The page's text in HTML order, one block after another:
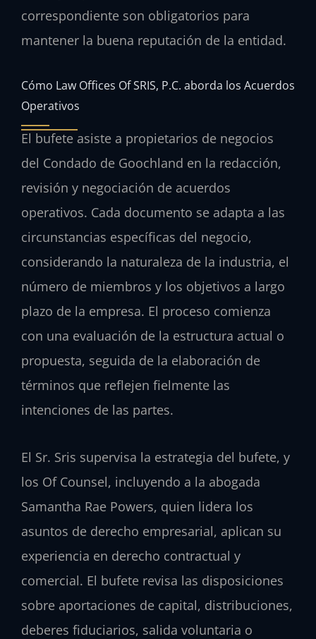
correspondiente son obligatorios para
mantener la buena reputación de la entidad.
Cómo Law Offices Of SRIS, P.C. aborda los Acuerdos
Operativos
El bufete asiste a propietarios de negocios
del Condado de Goochland en la redacción,
revisión y negociación de acuerdos
operativos. Cada documento se adapta a las
circunstancias específicas del negocio,
considerando la naturaleza de la industria, el
número de miembros y los objetivos a largo
plazo de la empresa. El proceso comienza
con una evaluación de la estructura actual o
propuesta, seguida de la elaboración de
términos que reflejen fielmente las
intenciones de las partes.
El Sr. Sris supervisa la estrategia del bufete, y
los Of Counsel, incluyendo a la abogada
Samantha Rae Powers, quien lidera los
asuntos de derecho empresarial, aplican su
experiencia en derecho contractual y
comercial. El bufete revisa las disposiciones
sobre aportaciones de capital, distribuciones,
deberes fiduciarios, salida voluntaria o